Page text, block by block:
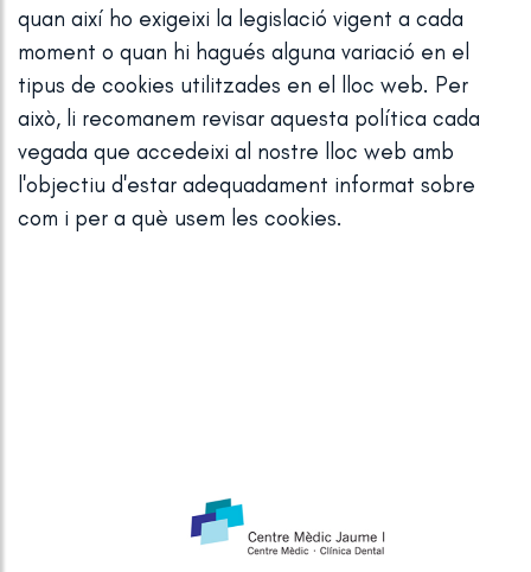
quan així ho exigeixi la legislació vigent a cada
moment o quan hi hagués alguna variació en el
tipus de cookies utilitzades en el lloc web. Per
això, li recomanem revisar aquesta política cada
vegada que accedeixi al nostre lloc web amb
l'objectiu d'estar adequadament informat sobre
com i per a què usem les cookies.